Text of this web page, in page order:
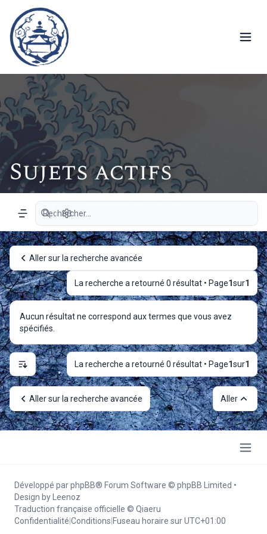
Sujets actifs
Navigation menu
Recherche avancée
Aller sur la recherche avancée
La recherche a retourné 0 résultat • Page1sur1
Aucun résultat ne correspond aux termes que vous avez
spécifiés.
Options d’affichage et de tri
La recherche a retourné 0 résultat • Page1sur1
Aller sur la recherche avancée Aller
Développé parphpBB® Forum Software © phpBB Limited •
Design by
Leenoz
Traduction française officielle © Qiaeru
Confidentialité Conditions Fuseau horaire surUTC+01:00